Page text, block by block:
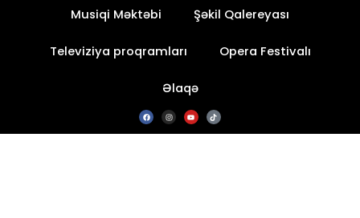
Musiqi Məktəbi Şəkil Qalereyası
Televiziya proqramları Opera Festivalı
Əlaqə